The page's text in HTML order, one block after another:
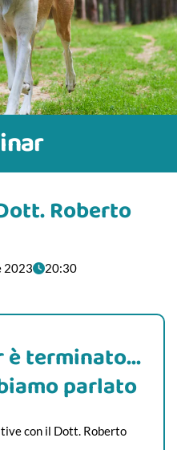
Roberto
2023 20:30
terminato...
parlato
con il Dott. Roberto